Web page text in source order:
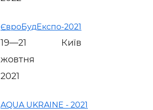
ЄвроБудЕкспо-2021
19—21
жовтня
2021
Київ
AQUA UKRAINE - 2021